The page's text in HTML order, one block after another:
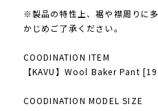
※製品の特性上、裾や襟周りに
かじめご了承ください。
COODINATION ITEM
【KAVU】Wool Baker Pant
COODINATION MODEL SIZE